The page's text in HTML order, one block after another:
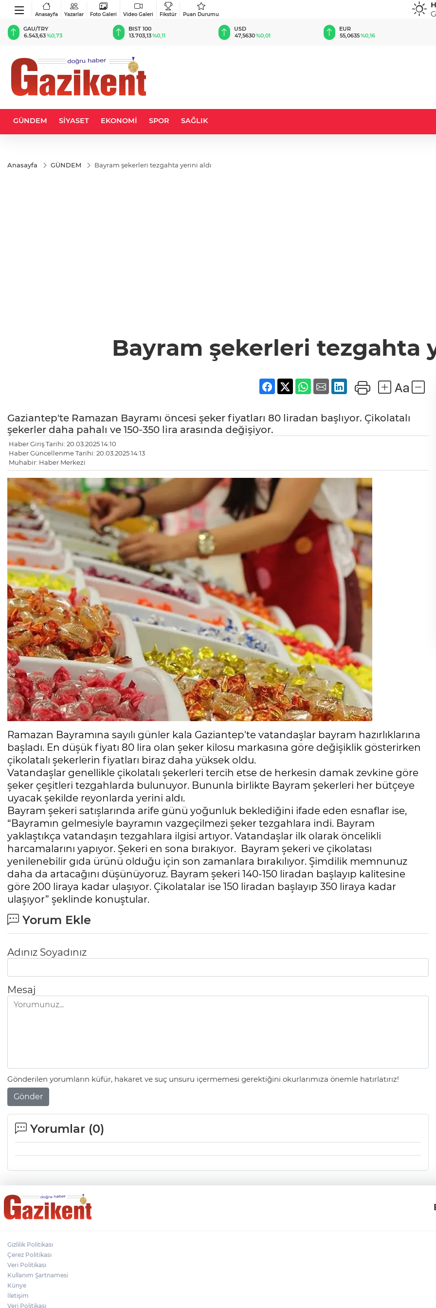
Anasayfa Yazarlar Foto Galeri Video Galeri Fikstür Puan Durumu
BIST 100
13.703,13%0,11
USD
47,5630%0,01
EUR
55,0635 %0,16
GBP
64,1837%0,20
GÜNDEM SİYASET EKONOMİ SPOR SAĞLIK
Anasayfa GÜNDEM Bayram şekerleri tezgahta yerini aldı
Bayram şekerleri tezgahta
Gaziantep'te Ramazan Bayramı öncesi şeker fiyatları 80 liradan başlıyor. Çikolatalı
şekerler daha pahalı ve 150-350 lira arasında değişiyor.
Haber Giriş Tarihi: 20.03.2025 14:10
Haber Güncellenme Tarihi: 20.03.2025 14:13
Muhabir: Haber Merkezi
Ramazan Bayramına sayılı günler kala Gaziantep'te vatandaşlar bayram hazırlıklarına
başladı. En düşük fiyatı 80 lira olan şeker kilosu markasına göre değişiklik gösterirken
çikolatalı şekerlerin fiyatları biraz daha yüksek oldu.
Vatandaşlar genellikle çikolatalı şekerleri tercih etse de herkesin damak zevkine göre
şeker çeşitleri tezgahlarda bulunuyor. Bununla birlikte Bayram şekerleri her bütçeye
uyacak şekilde reyonlarda yerini aldı.
Bayram şekeri satışlarında arife günü yoğunluk beklediğini ifade eden esnaflar ise,
“Bayramın gelmesiyle bayramın vazgeçilmezi şeker tezgahlara indi. Bayram
yaklaştıkça vatandaşın tezgahlara ilgisi artıyor. Vatandaşlar ilk olarak öncelikli
harcamalarını yapıyor. Şekeri en sona bırakıyor. Bayram şekeri ve çikolatası
yenilenebilir gıda ürünü olduğu için son zamanlara bırakılıyor. Şimdilik memnunuz
daha da artacağını düşünüyoruz. Bayram şekeri 140-150 liradan başlayıp kalitesine
göre 200 liraya kadar ulaşıyor. Çikolatalar ise 150 liradan başlayıp 350 liraya kadar
ulaşıyor” şeklinde konuştular.
Yorum Ekle
Adınız Soyadınız
Mesaj
Gönderilen yorumların küfür, hakaret ve suç unsuru içermemesi gerektiğini okurlarımıza önemle hatırlatırız!
Gönder
Yorumlar (0)
Gizlilik Politikası
Çerez Politikası
Veri Politikası
Kullanım Şartnamesi
Künye
İletişim
Veri Politikası